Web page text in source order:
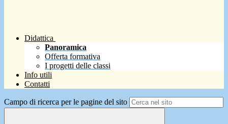
Didattica
Panoramica
Offerta formativa
I progetti delle classi
Info utili
Contatti
Campo di ricerca per le pagine del sito